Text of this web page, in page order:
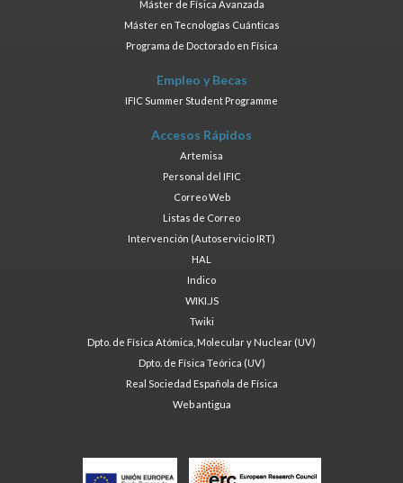
Máster de Física Avanzada
Máster en Tecnologías Cuánticas
Programa de Doctorado en Física
Empleo y Becas
IFIC Summer Student Programme
Accesos Rápidos
Artemisa
Personal del IFIC
Correo Web
Listas de Correo
Intervención (Autoservicio IRT)
HAL
Indico
WIKI.JS
Twiki
Dpto. de Física Atómica, Molecular y Nuclear (UV)
Dpto. de Física Teórica (UV)
Real Sociedad Española de Física
Web antigua